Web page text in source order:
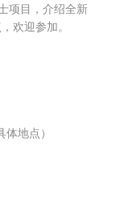
项目，介绍全新
欢迎参加。
地点）